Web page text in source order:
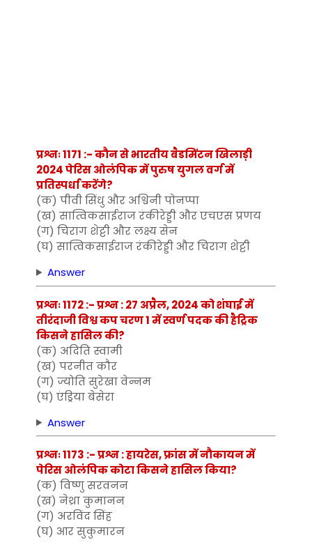
प्रश्नः 1171 :- कौन से भारतीय बैडमिंटन खिलाड़ी
2024 पेरिस ओलंपिक में पुरुष युगल वर्ग में
प्रतिस्पर्धा करेंगे?
(क) पीवी सिंधु और अश्विनी पोनप्पा
(ख) सात्विकसाईराज रंकीरेड्डी और एचएस प्रणय
(ग) चिराग शेट्टी और लक्ष्य सेन
(घ) सात्विकसाईराज रंकीरेड्डी और चिराग शेट्टी
Answer
प्रश्नः 1172 :- प्रश्न : 27 अप्रैल, 2024 को शंघाई में
तीरंदाजी विश्व कप चरण 1 में स्वर्ण पदक की हैट्रिक
किसने हासिल की?
(क) अदिति स्वामी
(ख) परनीत कौर
(ग) ज्योति सुरेखा वेन्नम
(घ) एंड्रिया बेसेरा
Answer
प्रश्नः 1173 :- प्रश्न : हायरेस, फ्रांस में नौकायन में
पेरिस ओलंपिक कोटा किसने हासिल किया?
(क) विष्णु सरवनन
(ख) नेथ्रा कुमानन
(ग) अरविंद सिंह
(घ) आर सुकुमारन